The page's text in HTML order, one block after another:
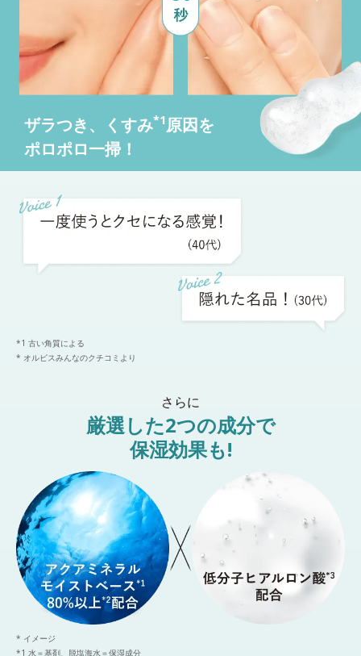
ザラつき、くすみ*1原因を
ポロポロ一掃！
*1 古い角質による
* オルビスみんなのクチコミより
さらに
厳選した2つの成分で
保湿効果も!
* イメージ
*1 水＝基剤、脱塩海水＝保湿成分